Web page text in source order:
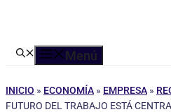
Menú
INICIO » ECONOMÍA » EMPRESA »
FUTURO DEL TRABAJO ESTÁ